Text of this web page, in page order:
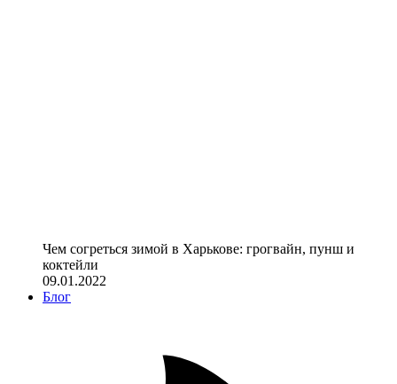
Чем согреться зимой в Харькове: грогвайн, пунш и
коктейли
09.01.2022
Блог